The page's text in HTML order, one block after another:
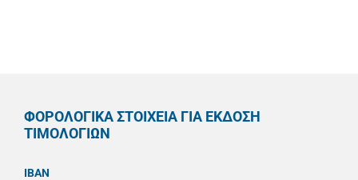
ΦΟΡΟΛΟΓΙΚΑ ΣΤΟΙΧΕΙΑ ΓΙΑ ΕΚΔΟΣΗ
ΤΙΜΟΛΟΓΙΩΝ
IBAN